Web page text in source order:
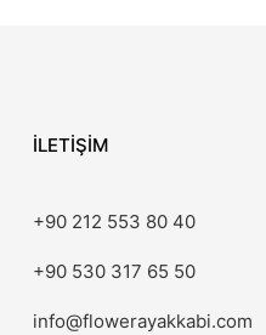
İLETİŞİM
+90 212 553 80 40
+90 530 317 65 50
info@flowerayakkabi.com